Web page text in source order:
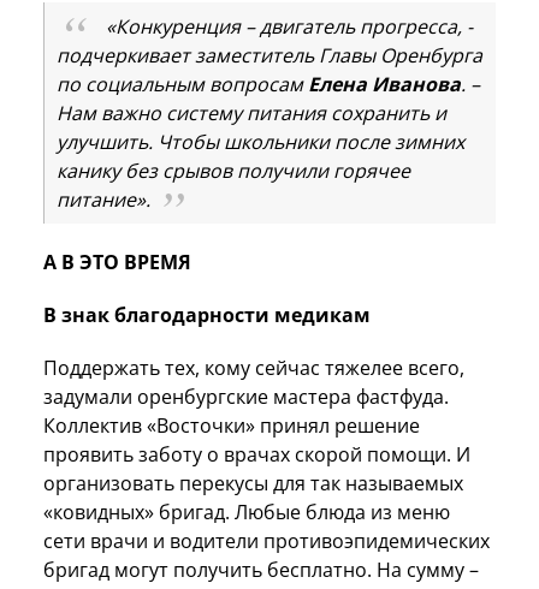
«Конкуренция – двигатель прогресса, -
подчеркивает заместитель Главы Оренбурга
по социальным вопросамЕлена Иванова. –
Нам важно систему питания сохранить и
улучшить. Чтобы школьники после зимних
канику без срывов получили горячее
питание».
А В ЭТО ВРЕМЯ
В знак благодарности медикам
Поддержать тех, кому сейчас тяжелее всего,
задумали оренбургские мастера фастфуда.
Коллектив «Восточки» принял решение
проявить заботу о врачах скорой помощи. И
организовать перекусы для так называемых
«ковидных» бригад. Любые блюда из меню
сети врачи и водители противоэпидемических
бригад могут получить бесплатно. На сумму –